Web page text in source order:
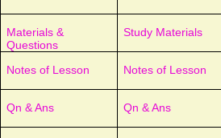
Materials &
Questions
Study Materials
Notes of Lesson
Notes of Lesson
Qn & Ans
Qn & Ans